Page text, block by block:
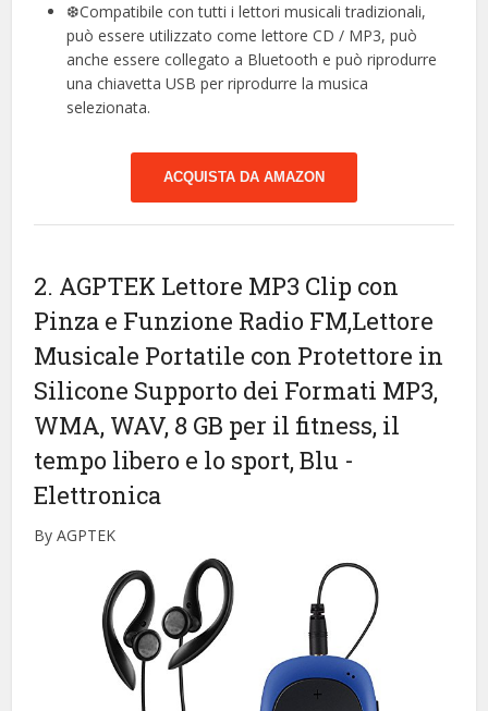
❆Compatibile con tutti i lettori musicali tradizionali,
può essere utilizzato come lettore CD / MP3, può
anche essere collegato a Bluetooth e può riprodurre
una chiavetta USB per riprodurre la musica
selezionata.
ACQUISTA DA AMAZON
2. AGPTEK Lettore MP3 Clip con
Pinza e Funzione Radio FM,Lettore
Musicale Portatile con Protettore in
Silicone Supporto dei Formati MP3,
WMA, WAV, 8 GB per il fitness, il
tempo libero e lo sport, Blu -
Elettronica
By AGPTEK